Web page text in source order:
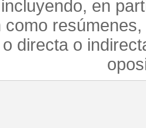
en
como
directa o